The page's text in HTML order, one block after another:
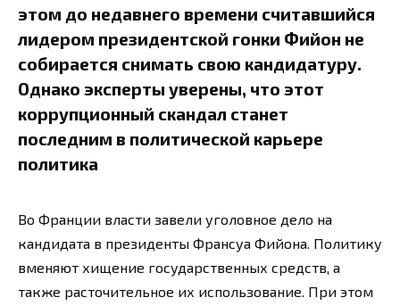
этом до недавнего времени считавшийся
лидером президентской гонки Фийон не
собирается снимать свою кандидатуру.
Однако эксперты уверены, что этот
коррупционный скандал станет
последним в политической карьере
политика
Во Франции власти завели уголовное дело на
кандидата в президенты Франсуа Фийона. Политику
вменяют хищение государственных средств, а
также расточительное их использование. При этом